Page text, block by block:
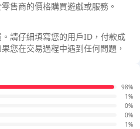
售商的價格購買遊戲或服務。
請仔細填寫您的用戶ID，付款成
您在交易過程中遇到任何問題，
98%
1%
0%
0%
1%